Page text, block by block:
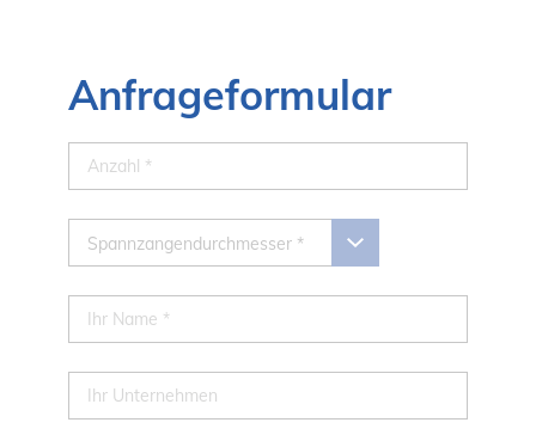
Anfrageformular
Spannzangendurchmesser *